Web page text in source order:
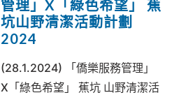
管理」X「綠色希望」 蕉
坑山野清潔活動計劃
2024
(28.1.2024) 「僑樂服務管理」
X「綠色希望」 蕉坑 山野清潔活